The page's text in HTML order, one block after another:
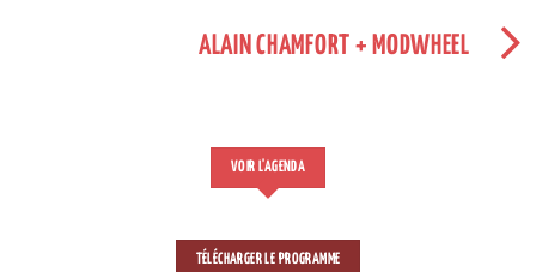
ALAIN CHAMFORT + MODWHEEL
VOIR L'AGENDA
TÉLÉCHARGER LE PROGRAMME